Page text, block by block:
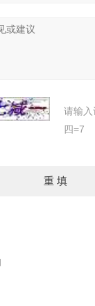
请输
四=7